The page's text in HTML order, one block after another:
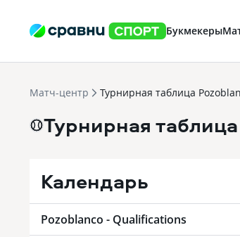
Букмекеры
Матч-центр Турнирная таблица
Турнирная
Календарь
Pozoblanco - Qualifications